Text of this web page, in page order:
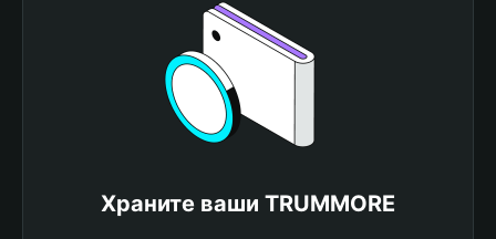
Храните ваши TRUMMORE